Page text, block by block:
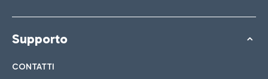
Supporto
CONTATTI